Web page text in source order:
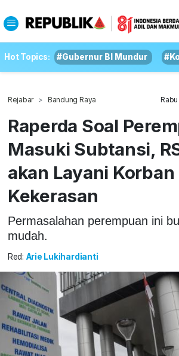
Hot Topics: #Gubernur BI Mundur
Rejabar Bandung Raya Rabu
Raperda Soal
Masuki Subtansi,
akan Layani Korban
Kekerasan
Permasalahan perempuan ini
mudah.
Red: Arie Lukihardianti